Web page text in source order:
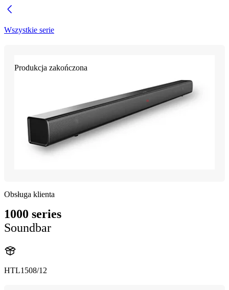
Wszystkie serie
Produkcja zakończona
Obsługa klienta
1000 series
Soundbar
HTL1508/12